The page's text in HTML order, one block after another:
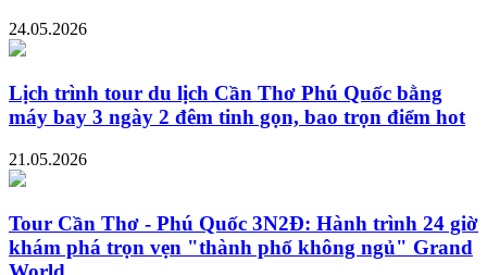
24.05.2026
Lịch trình tour du lịch Cần Thơ Phú Quốc bằng
máy bay 3 ngày 2 đêm tinh gọn, bao trọn điểm hot
21.05.2026
Tour Cần Thơ - Phú Quốc 3N2Đ: Hành trình 24 giờ
khám phá trọn vẹn "thành phố không ngủ" Grand